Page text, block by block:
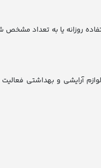
روزانه یا به تعداد
آرایشی و بهداشتی